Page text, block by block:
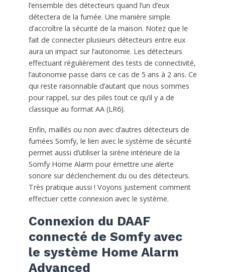
l’ensemble des détecteurs quand l’un d’eux
détectera de la fumée. Une manière simple
d’accroître la sécurité de la maison. Notez que le
fait de connecter plusieurs détecteurs entre eux
aura un impact sur l’autonomie. Les détecteurs
effectuant régulièrement des tests de connectivité,
l’autonomie passe dans ce cas de 5 ans à 2 ans. Ce
qui reste raisonnable d’autant que nous sommes
pour rappel, sur des piles tout ce qu’il y a de
classique au format AA (LR6).
Enfin, maillés ou non avec d’autres détecteurs de
fumées Somfy, le lien avec le système de sécurité
permet aussi d’utiliser la sirène intérieure de la
Somfy Home Alarm pour émettre une alerte
sonore sur déclenchement du ou des détecteurs.
Très pratique aussi ! Voyons justement comment
effectuer cette connexion avec le système.
Connexion du DAAF
connecté de Somfy avec
le système Home Alarm
Advanced